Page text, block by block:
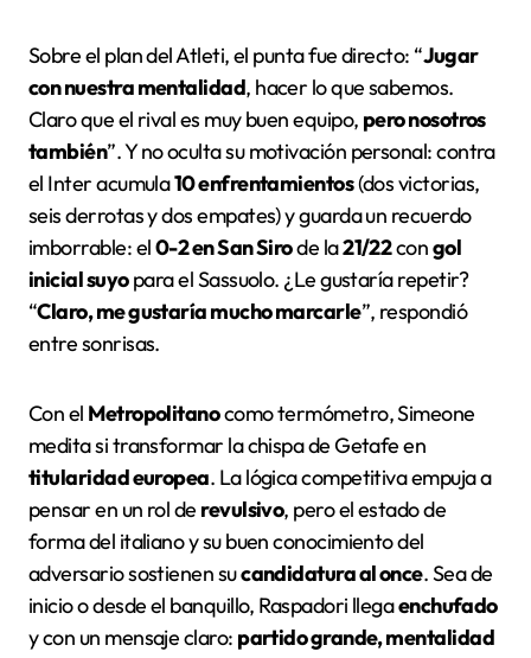
Sobre el plan del Atleti, el punta fue directo: “Jugar
con nuestra mentalidad, hacer lo que sabemos.
Claro que el rival es muy buen equipo, pero nosotros
también”. Y no oculta su motivación personal: contra
el Inter acumula10 enfrentamientos(dos victorias,
seis derrotas y dos empates) y guarda un recuerdo
imborrable: el0-2 en San Sirode la21/22congol
inicial suyopara el Sassuolo. ¿Le gustaría repetir?
“Claro, me gustaría mucho marcarle”, respondió
entre sonrisas.
Con el Metropolitanocomo termómetro, Simeone
medita si transformar la chispa de Getafe en
titularidad europea. La lógica competitiva empuja a
pensar en un rol de revulsivo, pero el estado de
forma del italiano y su buen conocimiento del
adversario sostienen sucandidatura al once. Sea de
inicio o desde el banquillo, Raspadori llegaenchufado
y con un mensaje claro: partido grande, mentalidad